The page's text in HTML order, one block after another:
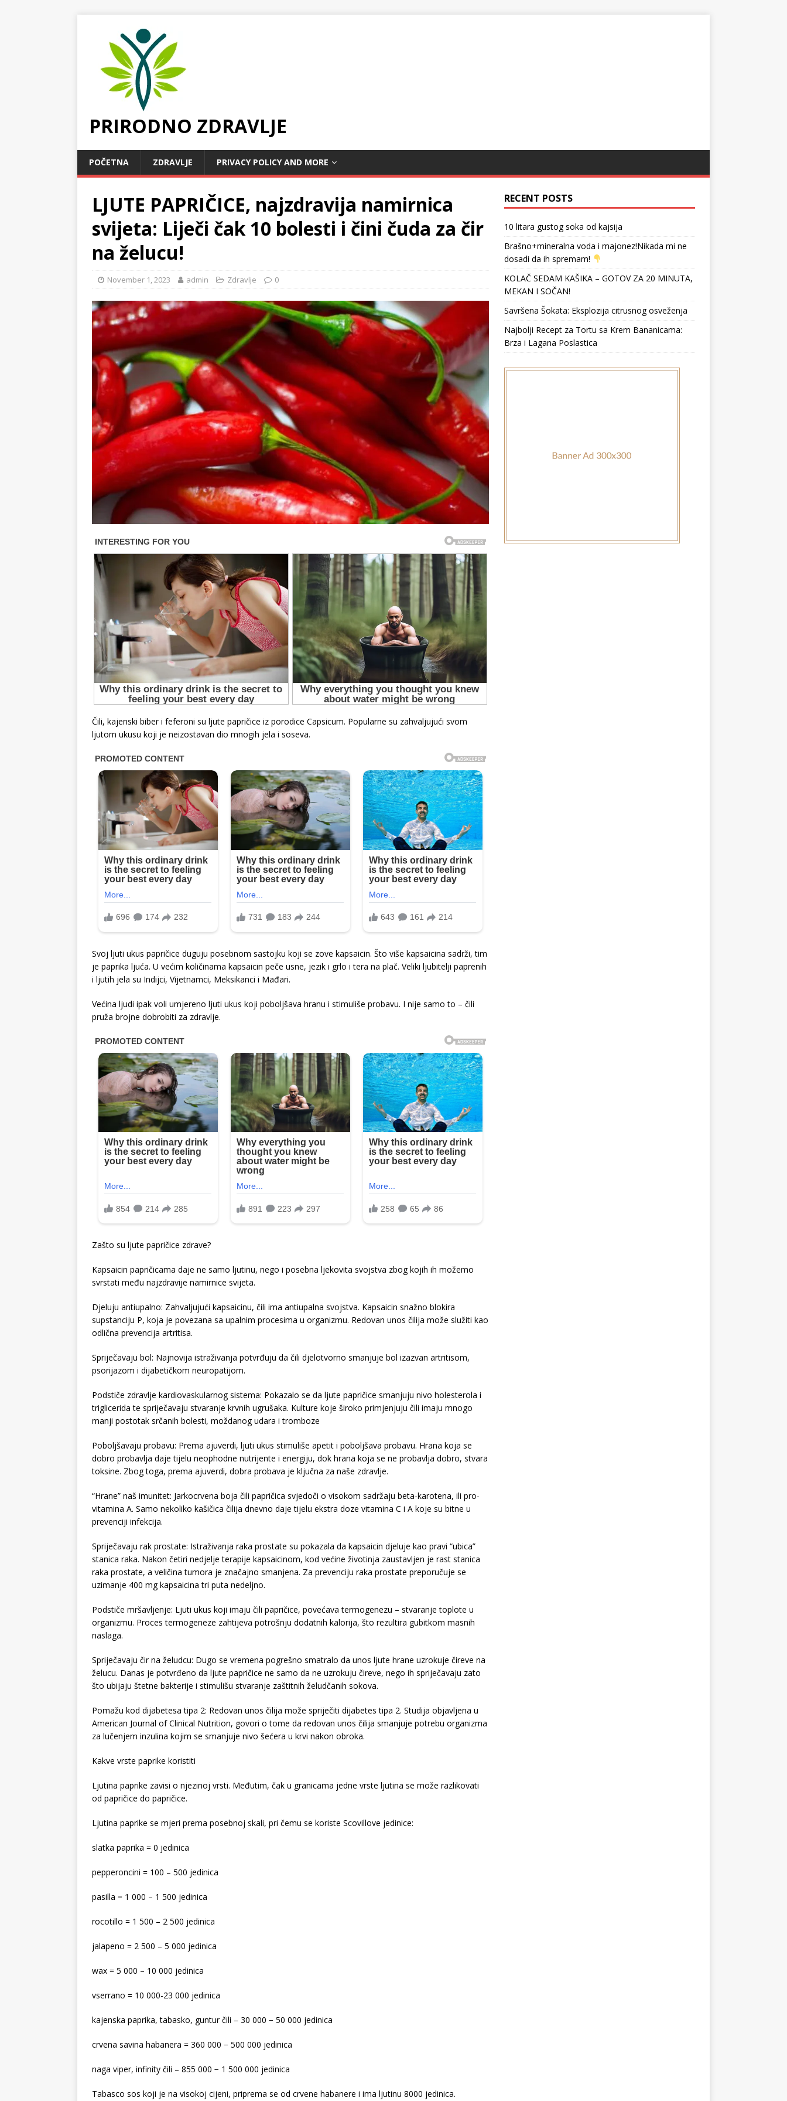
PRIRODNO ZDRAVLJE
POČETNA ZDRAVLJE PRIVACY POLICY AND MORE
LJUTE PAPRIČICE, najzdravija namirnica
svijeta: Liječi čak 10 bolesti i čini čuda za čir
na želucu!
November 1, 2023 admin Zdravlje 0
Čili, kajenski biber i feferoni su ljute papričice iz porodice Capsicum. Popularne su zahvaljujući svom
ljutom ukusu koji je neizostavan dio mnogih jela i soseva.
Svoj ljuti ukus papričice duguju posebnom sastojku koji se zove kapsaicin. Što više kapsaicina sadrži, tim
je paprika ljuća. U većim količinama kapsaicin peče usne, jezik i grlo i tera na plač. Veliki ljubitelji paprenih
i ljutih jela su Indijci, Vijetnamci, Meksikanci i Mađari.
Većina ljudi ipak voli umjereno ljuti ukus koji poboljšava hranu i stimuliše probavu. I nije samo to – čili
pruža brojne dobrobiti za zdravlje.
Zašto su ljute papričice zdrave?
Kapsaicin papričicama daje ne samo ljutinu, nego i posebna ljekovita svojstva zbog kojih ih možemo
svrstati među najzdravije namirnice svijeta.
Djeluju antiupalno: Zahvaljujući kapsaicinu, čili ima antiupalna svojstva. Kapsaicin snažno blokira
supstanciju P, koja je povezana sa upalnim procesima u organizmu. Redovan unos čilija može služiti kao
odlična prevencija artritisa.
Spriječavaju bol: Najnovija istraživanja potvrđuju da čili djelotvorno smanjuje bol izazvan artritisom,
psorijazom i dijabetičkom neuropatijom.
Podstiče zdravlje kardiovaskularnog sistema: Pokazalo se da ljute papričice smanjuju nivo holesterola i
triglicerida te spriječavaju stvaranje krvnih ugrušaka. Kulture koje široko primjenjuju čili imaju mnogo
manji postotak srčanih bolesti, moždanog udara i tromboze
Poboljšavaju probavu: Prema ajuverdi, ljuti ukus stimuliše apetit i poboljšava probavu. Hrana koja se
dobro probavlja daje tijelu neophodne nutrijente i energiju, dok hrana koja se ne probavlja dobro, stvara
toksine. Zbog toga, prema ajuverdi, dobra probava je ključna za naše zdravlje.
“Hrane” naš imunitet: Jarkocrvena boja čili papričica svjedoči o visokom sadržaju beta-karotena, ili pro-
vitamina A. Samo nekoliko kašičica čilija dnevno daje tijelu ekstra doze vitamina C i A koje su bitne u
prevenciji infekcija.
Spriječavaju rak prostate: Istraživanja raka prostate su pokazala da kapsaicin djeluje kao pravi “ubica”
stanica raka. Nakon četiri nedjelje terapije kapsaicinom, kod većine životinja zaustavljen je rast stanica
raka prostate, a veličina tumora je značajno smanjena. Za prevenciju raka prostate preporučuje se
uzimanje 400 mg kapsaicina tri puta nedeljno.
Podstiče mršavljenje: Ljuti ukus koji imaju čili papričice, povećava termogenezu – stvaranje toplote u
organizmu. Proces termogeneze zahtijeva potrošnju dodatnih kalorija, što rezultira gubitkom masnih
naslaga.
Spriječavaju čir na želudcu: Dugo se vremena pogrešno smatralo da unos ljute hrane uzrokuje čireve na
želucu. Danas je potvrđeno da ljute papričice ne samo da ne uzrokuju čireve, nego ih spriječavaju zato
što ubijaju štetne bakterije i stimulišu stvaranje zaštitnih želudčanih sokova.
Pomažu kod dijabetesa tipa 2: Redovan unos čilija može spriječiti dijabetes tipa 2. Studija objavljena u
American Journal of Clinical Nutrition, govori o tome da redovan unos čilija smanjuje potrebu organizma
za lučenjem inzulina kojim se smanjuje nivo šećera u krvi nakon obroka.
Kakve vrste paprike koristiti
Ljutina paprike zavisi o njezinoj vrsti. Međutim, čak u granicama jedne vrste ljutina se može razlikovati
od papričice do papričice.
Ljutina paprike se mjeri prema posebnoj skali, pri čemu se koriste Scovillove jedinice:
slatka paprika = 0 jedinica
pepperoncini = 100 – 500 jedinica
pasilla = 1 000 – 1 500 jedinica
rocotillo = 1 500 – 2 500 jedinica
jalapeno = 2 500 – 5 000 jedinica
wax = 5 000 – 10 000 jedinica
vserrano = 10 000-23 000 jedinica
kajenska paprika, tabasko, guntur čili – 30 000 − 50 000 jedinica
crvena savina habanera = 360 000 − 500 000 jedinica
naga viper, infinity čili – 855 000 − 1 500 000 jedinica
Tabasco sos koji je na visokoj cijeni, priprema se od crvene habanere i ima ljutinu 8000 jedinica.
RECENT POSTS
10 litara gustog soka od kajsija
Brašno+mineralna voda i majonez!Nikada mi ne
dosadi da ih spremam!
KOLAČ SEDAM KAŠIKA – GOTOV ZA 20 MINUTA,
MEKAN I SOČAN!
Savršena Šokata: Eksplozija citrusnog osveženja
Najbolji Recept za Tortu sa Krem Bananicama:
Brza i Lagana Poslastica